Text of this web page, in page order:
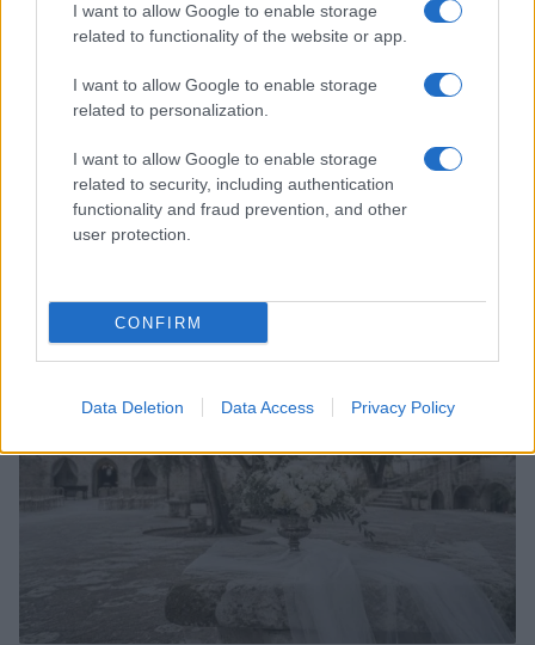
I want to allow Google to enable storage
related to functionality of the website or app.
I want to allow Google to enable storage
related to personalization.
I want to allow Google to enable storage
related to security, including authentication
functionality and fraud prevention, and other
user protection.
CONFIRM
Data Deletion Data Access Privacy Policy
Accessori IKEA per la cura delle piante: pratici e di